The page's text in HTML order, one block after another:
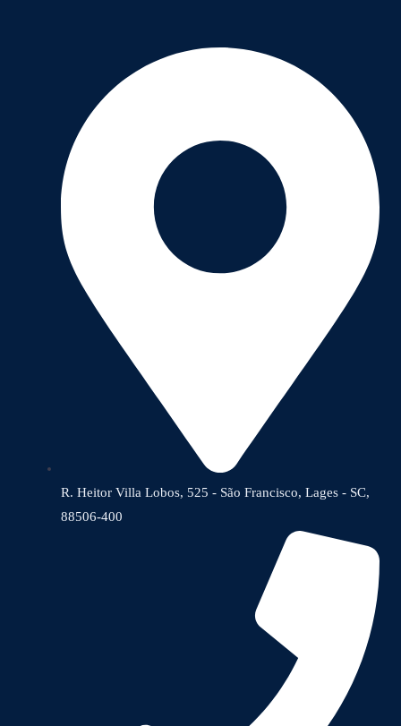
R. Heitor Villa Lobos, 525 - São Francisco, Lages - SC,
88506-400